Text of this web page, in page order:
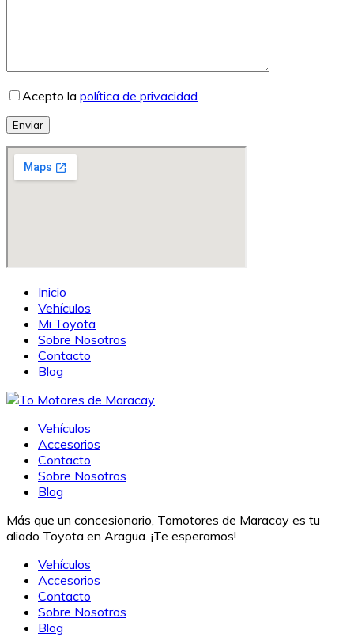
Acepto la política de privacidad
Enviar
Inicio
Vehículos
Mi Toyota
Sobre Nosotros
Contacto
Blog
Vehículos
Accesorios
Contacto
Sobre Nosotros
Blog
Más que un concesionario, Tomotores de Maracay es tu
aliado Toyota en Aragua. ¡Te esperamos!
Vehículos
Accesorios
Contacto
Sobre Nosotros
Blog